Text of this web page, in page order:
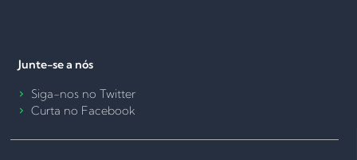
Junte-se a nós
Siga-nos no Twitter
Curta no Facebook